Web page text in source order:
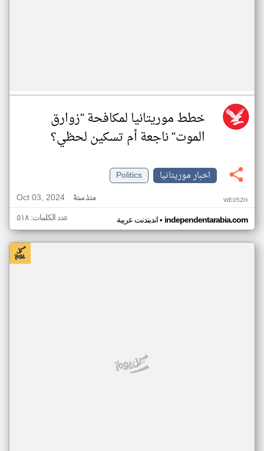
خطط موريتانيا لمكافحة "زوارق
الموت" ناجعة أم تسكين لحظي؟
اخبار موريتانيا
Politics
Oct 03, 2024
منذ سنة WE05ZH
اندبندنت عربية• independentarabia.com عدد الكلمات: ٥١٨